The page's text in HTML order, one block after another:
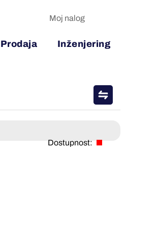
Prodaja Inženjering
Moj nalog
Dostupnost: